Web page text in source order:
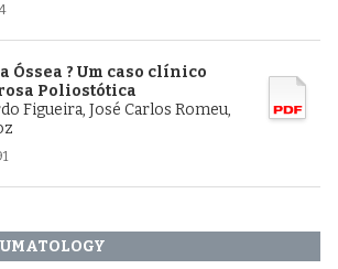
Óssea ? Um caso clínico
Poliostótica
Figueira, José Carlos Romeu,